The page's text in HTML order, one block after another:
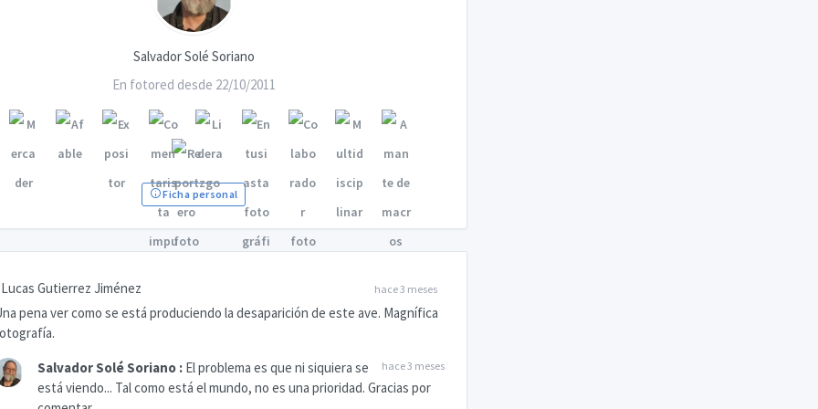
Salvador Solé Soriano
En fotored desde 22/10/2011
Ficha personal
hace 3 meses
Lucas Gutierrez Jiménez
pena ver como se está produciendo la desaparición de este ave. Magnífica
Salvador Solé Soriano : hace 3 meses
El problema es que ni siquiera se
está viendo... Tal como está el mundo, no es una prioridad. Gracias por